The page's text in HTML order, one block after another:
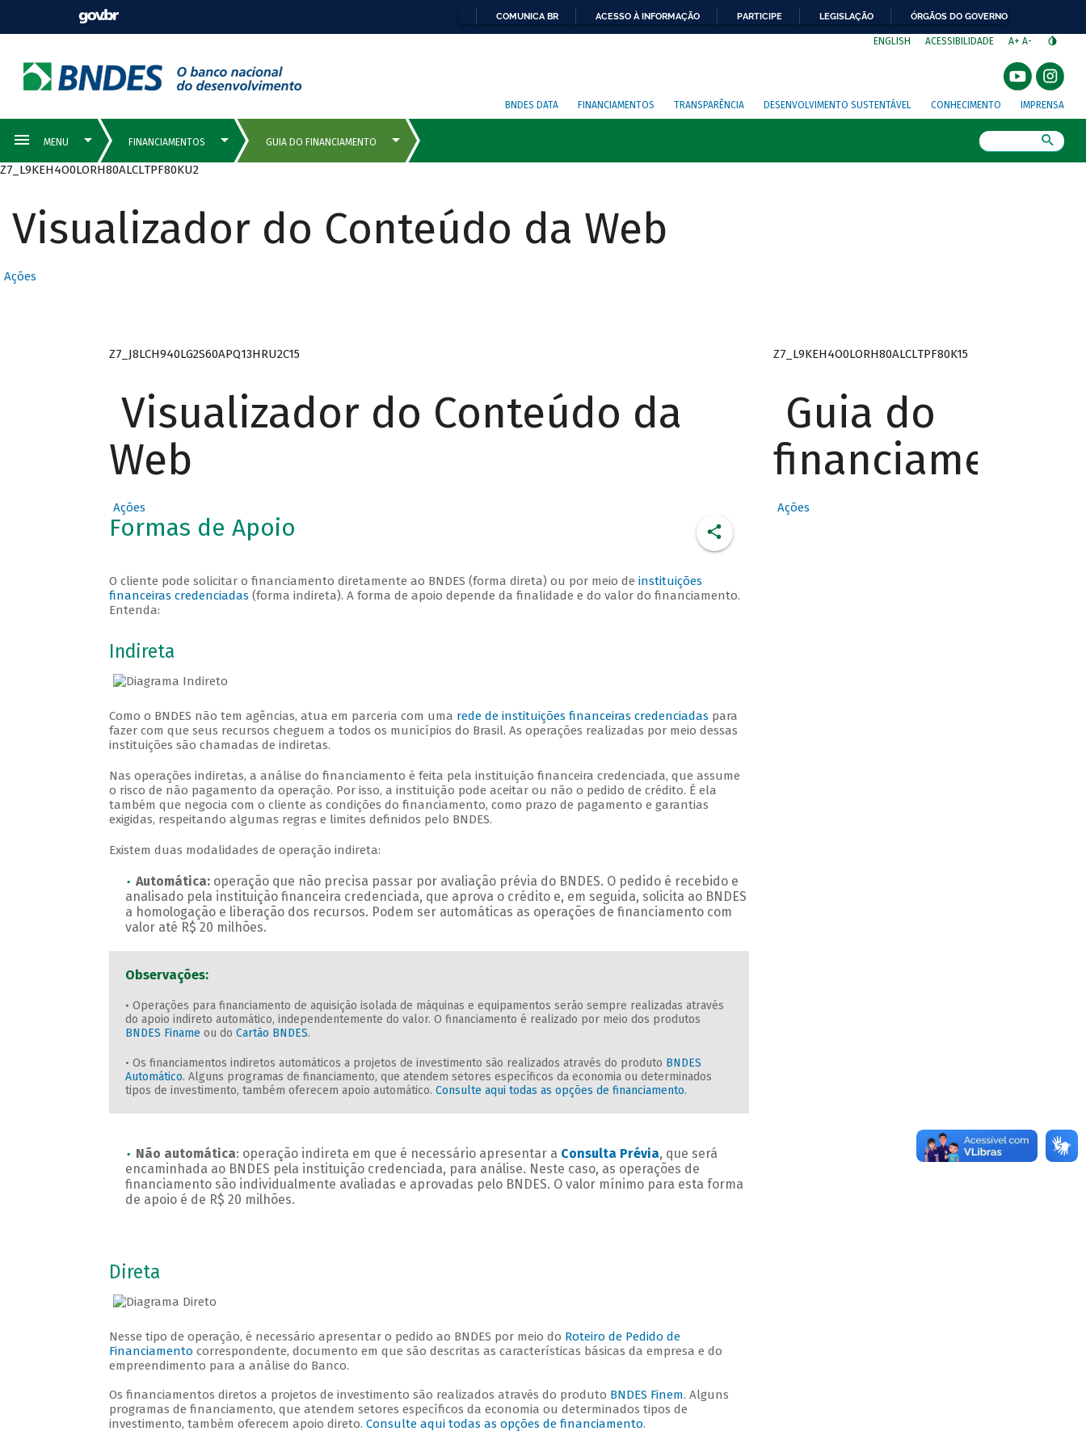
COMUNICA BR ACESSO À INFORMAÇÃO PARTICIPE LEGISLAÇÃO ÓRGÃOS DO GOVERNO
ENGLISH ACESSIBILIDADE A+ A-
BNDES DATA FINANCIAMENTOS TRANSPARÊNCIA DESENVOLVIMENTO SUSTENTÁVEL CONHECIMENTO IMPRENSA
Z7_L9KEH4O0LORH80ALCLTPF80KU2
Visualizador do Conteúdo da Web
Ações
Z7_J8LCH940LG2S60APQ13HRU2C15
Visualizador do Conteúdo da
Web
Ações
Formas de Apoio
O cliente pode solicitar o financiamento diretamente ao BNDES (forma direta) ou por meio de instituições
financeiras credenciadas (forma indireta). A forma de apoio depende da finalidade e do valor do financiamento.
Entenda:
Veja como solicitar
Indireta
Como o BNDES não tem agências, atua em parceria com uma rede de instituições financeiras credenciadas para
fazer com que seus recursos cheguem a todos os municípios do Brasil. As operações realizadas por meio dessas
instituições são chamadas de indiretas.
Nas operações indiretas, a análise do financiamento é feita pela instituição financeira credenciada, que assume
o risco de não pagamento da operação. Por isso, a instituição pode aceitar ou não o pedido de crédito. É ela
também que negocia com o cliente as condições do financiamento, como prazo de pagamento e garantias
exigidas, respeitando algumas regras e limites definidos pelo BNDES.
Existem duas modalidades de operação indireta:
Automática: operação que não precisa passar por avaliação prévia do BNDES. O pedido é recebido e
analisado pela instituição financeira credenciada, que aprova o crédito e, em seguida, solicita ao BNDES
a homologação e liberação dos recursos. Podem ser automáticas as operações de financiamento com
valor até R$ 20 milhões.
Observações:
• Operações para financiamento de aquisição isolada de máquinas e equipamentos serão sempre realizadas através
do apoio indireto automático, independentemente do valor. O financiamento é realizado por meio dos produtos
BNDES Finame ou do Cartão BNDES.
• Os financiamentos indiretos automáticos a projetos de investimento são realizados através do produto BNDES
Automático. Alguns programas de financiamento, que atendem setores específicos da economia ou determinados
tipos de investimento, também oferecem apoio automático. Consulte aqui todas as opções de financiamento.
Não automática: operação indireta em que é necessário apresentar a Consulta Prévia, que será
encaminhada ao BNDES pela instituição credenciada, para análise. Neste caso, as operações de
financiamento são individualmente avaliadas e aprovadas pelo BNDES. O valor mínimo para esta forma
de apoio é de R$ 20 milhões.
Direta
Nesse tipo de operação, é necessário apresentar o pedido ao BNDES por meio do Roteiro de Pedido de
Financiamento correspondente, documento em que são descritas as características básicas da empresa e do
empreendimento para a análise do Banco.
Os financiamentos diretos a projetos de investimento são realizados através do produto BNDES Finem. Alguns
programas de financiamento, que atendem setores específicos da economia ou determinados tipos de
investimento, também oferecem apoio direto. Consulte aqui todas as opções de financiamento.
Z7_L9KEH4O0LORH80ALCLTPF80K15
Guia do
financiamento
Ações